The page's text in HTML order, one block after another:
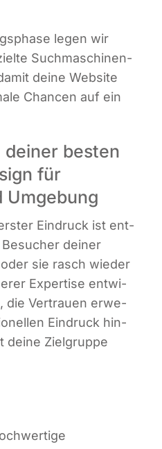
legen wir
Such­ma­schi­nen­
dei­ne Web­site
Chan­cen auf ein
deiner besten
für
Umgebung
Ein­druck ist ent­
dei­ner
sie rasch wie­der
Exper­ti­se ent­wi­
die Ver­trau­en erwe­
Ein­druck hin­
dei­ne Ziel­grup­pe